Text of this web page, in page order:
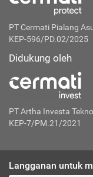
PT Cermati Pialang
KEP-596/PD.02/2025
Didukung oleh
PT Artha Investa
KEP-7/PM.21/2021
Langganan untuk